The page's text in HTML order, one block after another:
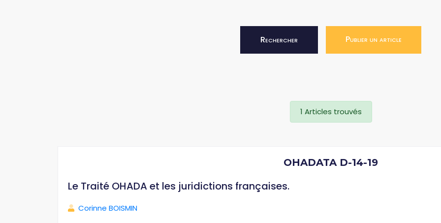
Rechercher Publier un article
1 Articles trouvés
OHADATA D-14-19
Le Traité OHADA et les juridictions françaises.
Corinne BOISMIN